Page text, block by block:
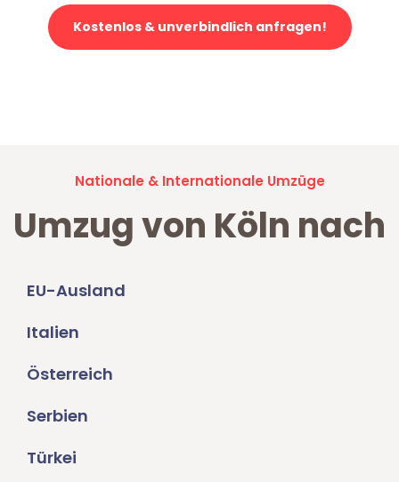
Kostenlos & unverbindlich anfragen!
Nationale & Internationale Umzüge
Umzug von Köln nach
EU-Ausland
Italien
Österreich
Serbien
Türkei